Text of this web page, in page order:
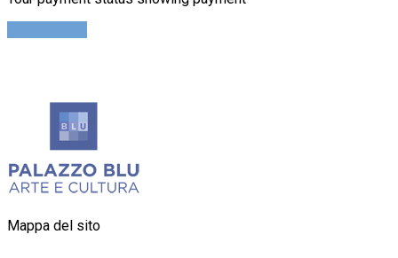
Mappa del sito